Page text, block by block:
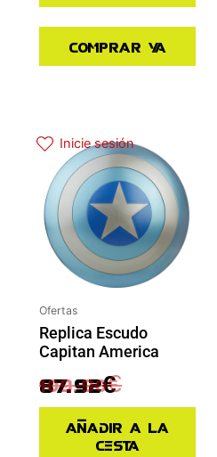
Comprar ya
Inicie sesión
Ofertas
Replica Escudo
Capitan America
109.90€
87.92€
Añadir a la
cesta